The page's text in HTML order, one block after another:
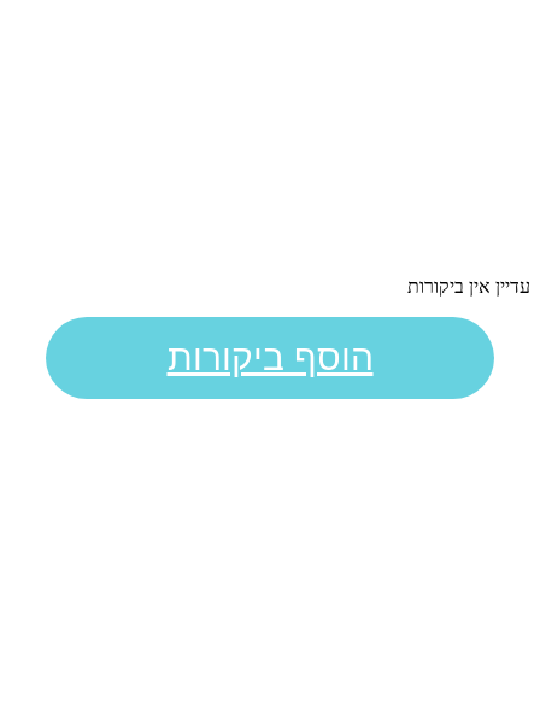
עדיין אין ביקורות
הוסף ביקורות